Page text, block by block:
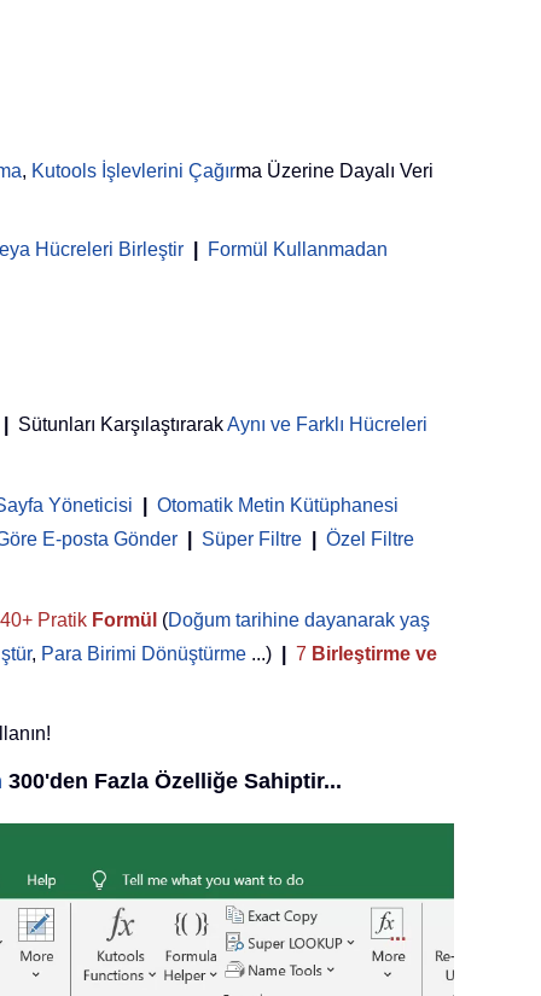
, Kutools İşlevlerini Çağırma Üzerine Dayalı Veri
Hücreleri Birleştir Formül Kullanmadan
Sütunları KarşılaştırarakAynı ve Farklı Hücreleri
Yöneticisi
Otomatik Metin Kütüphanesi
E-posta Gönder
Süper Filtre Özel Filtre
40+ Pratik Formül (Doğum tarihine dayanarak yaş
, Para Birimi Dönüştürme ...) 7 Birleştirme ve
300'den Fazla Özelliğe Sahiptir...